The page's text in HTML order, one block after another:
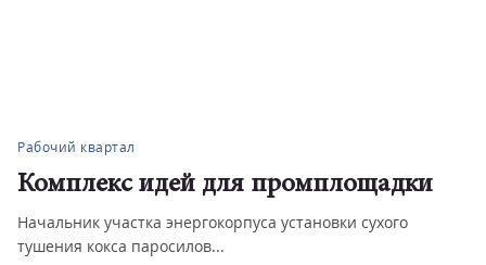
Рабочий квартал
Комплекс идей для промплощадки
Начальник участка энергокорпуса установки сухого
тушения кокса паросилов...